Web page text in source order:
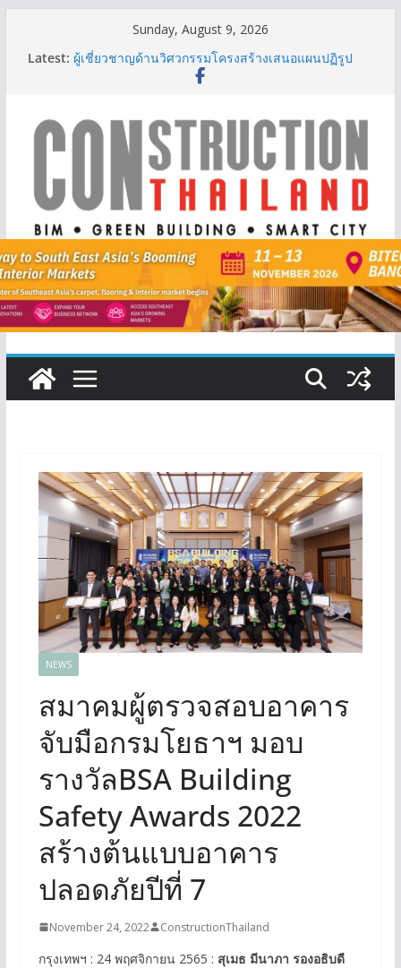
Sunday, August 9, 2026
Latest: ผู้เชี่ยวชาญด้านวิศวกรรมโครงสร้างเสนอแผนปฏิรูป
มาตรฐานตั้งแต่การออกแบบถึงการตรวจสอบอาคารไทย
เติบโต 377% ชี้ดีมานด์ภูเก็ตยังแกร่ง
BCT Expo 2026 ชูแนวคิด “Empowering Net Zero in
Construction & Mining” ขับเคลื่อนอุตสาหกรรม
ก่อสร้างและเหมืองแร่สู่สังคมคาร์บอนต่ำอย่างยั่งยืน
ลลิล พร็อพเพอร์ตี้ ก้าวสู่ปีที่ 40 ยึดลูกค้าเป็นศูนย์กลาง
IHG Hotels & Resorts เปิดตัว ฮอลิเดย์ อินน์ เอ็กซ์เพรส
อ่าวนางแห่งแรกในกระบี่
NEWS
สมาคมผู้ตรวจสอบอาคาร
จับมือกรมโยธาฯ มอบ
รางวัลBSA Building
Safety Awards 2022
สร้างต้นแบบอาคาร
ปลอดภัยปีที่ 7
November 24, 2022 ConstructionThailand
กรุงเทพฯ : 24 พฤศจิกายน 2565 : สุเมธ มีนาภา รองอธิบดี